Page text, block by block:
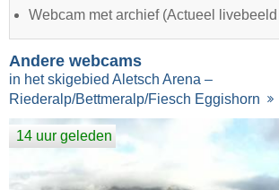
Webcam met archief (Actueel
Andere webcams
in het skigebied Aletsch Arena –
Riederalp/Bettmeralp/Fiesch Eggishorn
14 uur geleden